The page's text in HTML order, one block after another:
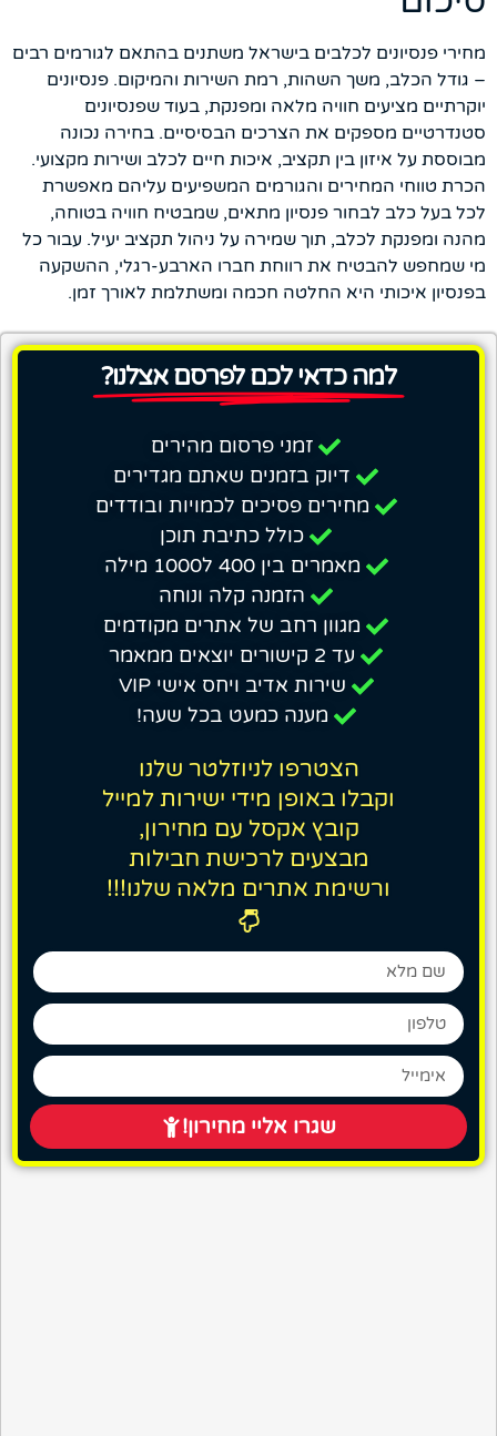
מחירי פנסיונים לכלבים בישראל משתנים בהתאם לגורמים רבים
– גודל הכלב, משך השהות, רמת השירות והמיקום. פנסיונים
יוקרתיים מציעים חוויה מלאה ומפנקת, בעוד שפנסיונים
סטנדרטיים מספקים את הצרכים הבסיסיים. בחירה נכונה
מבוססת על איזון בין תקציב, איכות חיים לכלב ושירות מקצועי.
הכרת טווחי המחירים והגורמים המשפיעים עליהם מאפשרת
לכל בעל כלב לבחור פנסיון מתאים, שמבטיח חוויה בטוחה,
מהנה ומפנקת לכלב, תוך שמירה על ניהול תקציב יעיל. עבור כל
מי שמחפש להבטיח את רווחת חברו הארבע-רגלי, ההשקעה
בפנסיון איכותי היא החלטה חכמה ומשתלמת לאורך זמן.
למה כדאי לכם לפרסם אצלנו?
זמני פרסום מהירים
דיוק בזמנים שאתם מגדירים
מחירים פסיכים לכמויות ובודדים
כולל כתיבת תוכן
מאמרים בין 400 ל1000 מילה
הזמנה קלה ונוחה
מגוון רחב של אתרים מקודמים
עד 2 קישורים יוצאים ממאמר
שירות אדיב ויחס אישי VIP
מענה כמעט בכל שעה!
הצטרפו לניוזלטר שלנו
וקבלו באופן מידי ישירות למייל
קובץ אקסל עם מחירון,
מבצעים לרכישת חבילות
ורשימת אתרים מלאה שלנו!!!
שגרו אליי מחירון!